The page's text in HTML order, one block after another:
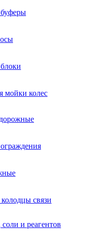
мойки колес
связи
и реагентов